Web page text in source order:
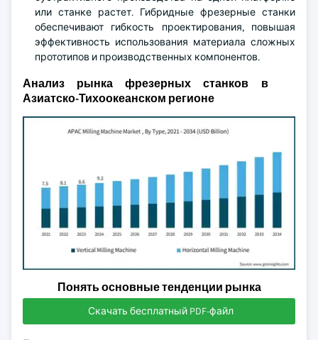
или станке растет. Гибридные фрезерные станки
обеспечивают гибкость проектирования, повышая
эффективность использования материала сложных
прототипов и производственных компонентов.
Анализ рынка фрезерных станков в
Азиатско-Тихоокеанском регионе
Понять основные тенденции рынка
Скачать бесплатный PDF-файл